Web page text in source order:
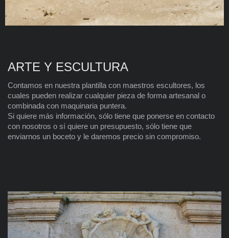
ARTE Y ESCULTURA
Contamos en nuestra plantilla con maestros escultores, los
cuales pueden realizar cualquier pieza de forma artesanal o
combinada con maquinaria puntera.
Si quiere más información, sólo tiene que ponerse en contacto
con nosotros o sí quiere un presupuesto, sólo tiene que
enviarnos un boceto y le daremos precio sin compromiso.